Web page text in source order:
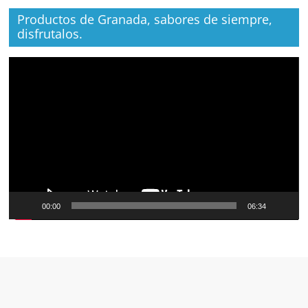
Productos de Granada, sabores de siempre,
disfrutalos.
00:00 06:34